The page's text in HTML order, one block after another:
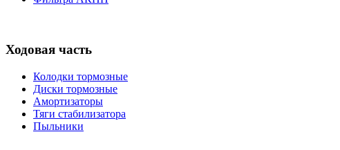
Ходовая часть
Колодки тормозные
Диски тормозные
Амортизаторы
Тяги стабилизатора
Пыльники